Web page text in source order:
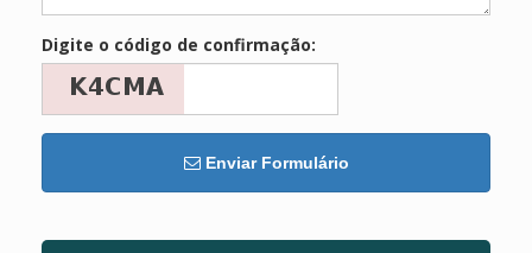
Digite o código de confirmação:
Enviar Formulário